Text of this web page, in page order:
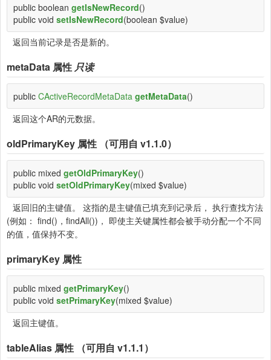
public boolean getIsNewRecord()
public void setIsNewRecord(boolean $value)
返回当前记录是否是新的。
metaData 属性 只读
public CActiveRecordMetaData getMetaData()
返回这个AR的元数据。
oldPrimaryKey 属性 （可用自 v1.1.0）
public mixed getOldPrimaryKey()
public void setOldPrimaryKey(mixed $value)
返回旧的主键值。 这指的是主键值已填充到记录后， 执行查找方法
(例如： find()，findAll())， 即使主关键属性都会被手动分配一个不同
的值，值保持不变。
primaryKey 属性
public mixed getPrimaryKey()
public void setPrimaryKey(mixed $value)
返回主键值。
tableAlias 属性 （可用自 v1.1.1）